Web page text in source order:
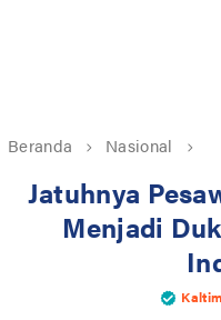
Beranda Nasional
Jatuhnya
Menjadi